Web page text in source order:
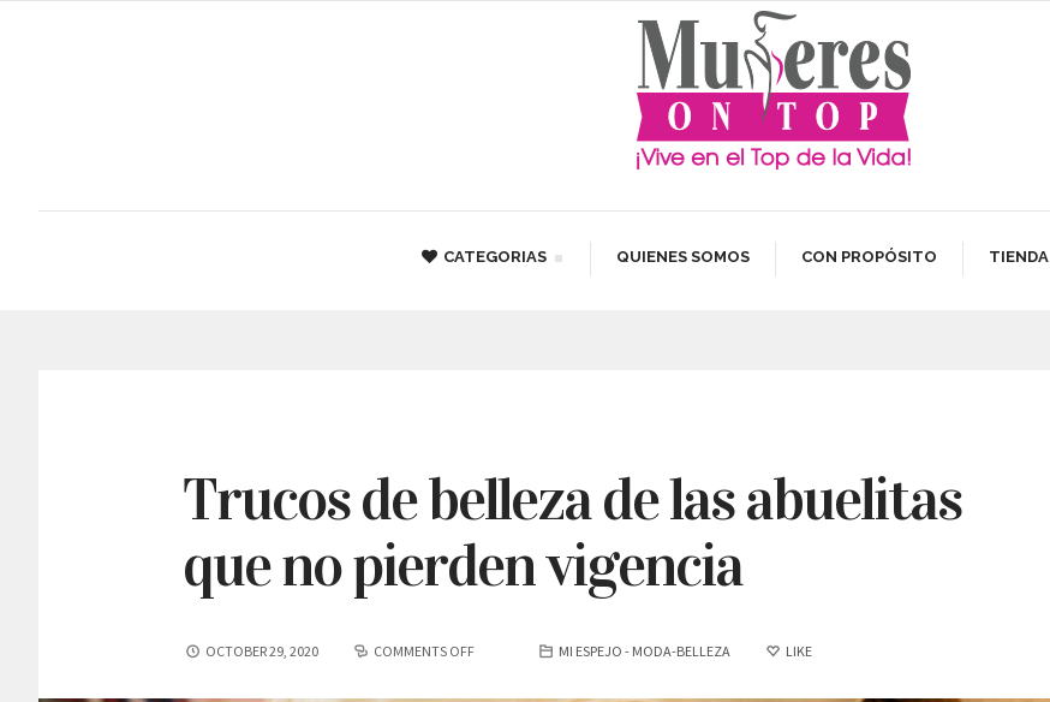
CATEGORIAS QUIENES SOMOS CON PROPÓSITO TIENDA
Trucos de belleza de las abuelitas
que no pierden vigencia
OCTOBER 29, 2020 COMMENTS OFF MI ESPEJO - MODA-BELLEZA LIKE